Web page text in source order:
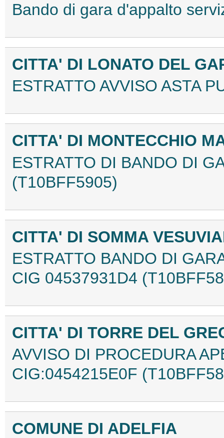
Bando di gara d'appalto
CITTA' DI LONATO DEL
ESTRATTO AVVISO ASTA
CITTA' DI MONTECCHIO
ESTRATTO DI BANDO DI
(T10BFF5905)
CITTA' DI SOMMA
ESTRATTO BANDO DI
CIG 04537931D4
CITTA' DI TORRE DEL
AVVISO DI PROCEDURA
CIG:0454215E0F
COMUNE DI ADELFIA